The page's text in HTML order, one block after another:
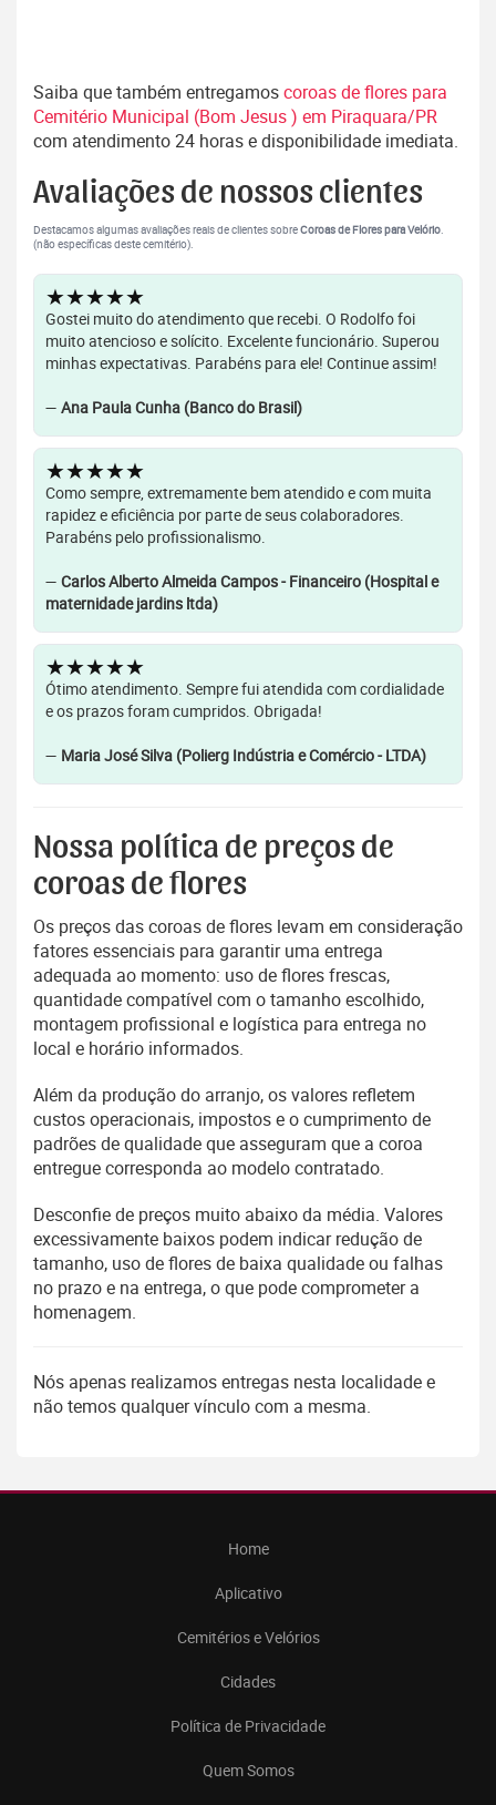
Saiba que também entregamoscoroas de flores para
Cemitério Municipal (Bom Jesus ) em Piraquara/PR
com atendimento 24 horas e disponibilidade imediata.
Avaliações de nossos clientes
Destacamos algumas avaliações reais de clientes sobreCoroas de Flores para Velório.
(não específicas deste cemitério).
★★★★★
Gostei muito do atendimento que recebi. O Rodolfo foi
muito atencioso e solícito. Excelente funcionário. Superou
minhas expectativas. Parabéns para ele! Continue assim!
— Ana Paula Cunha (Banco do Brasil)
★★★★★
Como sempre, extremamente bem atendido e com muita
rapidez e eficiência por parte de seus colaboradores.
Parabéns pelo profissionalismo.
— Carlos Alberto Almeida Campos - Financeiro (Hospital e
maternidade jardins ltda)
★★★★★
Ótimo atendimento. Sempre fui atendida com cordialidade
e os prazos foram cumpridos. Obrigada!
— Maria José Silva (Polierg Indústria e Comércio - LTDA)
Nossa política de preços de
coroas de flores
Os preços das coroas de flores levam em consideração
fatores essenciais para garantir uma entrega
adequada ao momento: uso de flores frescas,
quantidade compatível com o tamanho escolhido,
montagem profissional e logística para entrega no
local e horário informados.
Além da produção do arranjo, os valores refletem
custos operacionais, impostos e o cumprimento de
padrões de qualidade que asseguram que a coroa
entregue corresponda ao modelo contratado.
Desconfie de preços muito abaixo da média. Valores
excessivamente baixos podem indicar redução de
tamanho, uso de flores de baixa qualidade ou falhas
no prazo e na entrega, o que pode comprometer a
homenagem.
Nós apenas realizamos entregas nesta localidade e
não temos qualquer vínculo com a mesma.
Home
Aplicativo
Cemitérios e Velórios
Cidades
Política de Privacidade
Quem Somos